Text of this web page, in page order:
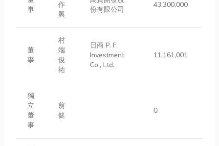
事
作
興
份有限公司
43,300,000
董
事
村
端
俊
祐
日商 P. F.
Investment
Co., Ltd.
11,161,001
獨
立
董
事
翁
健
0